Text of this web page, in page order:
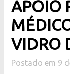
APOIO
VIDRO
Postado em 9